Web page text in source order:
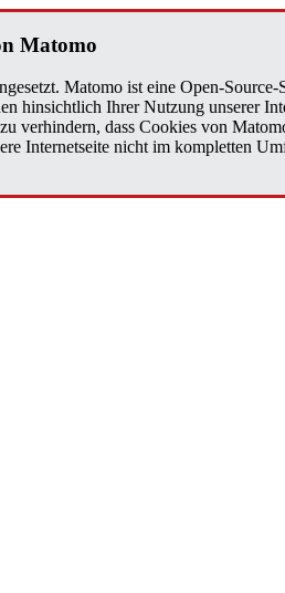
Ma­to­mo
Matomo ist eine Open-
hinsichtlich Ihrer Nutzung unserer
verhindern, dass Cookies von
Internetseite nicht im kompletten